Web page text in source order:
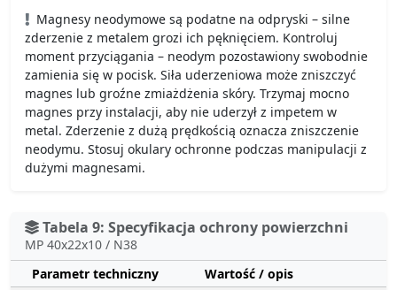
Magnesy neodymowe są podatne na odpryski – silne
zderzenie z metalem grozi ich pęknięciem. Kontroluj
moment przyciągania – neodym pozostawiony swobodnie
zamienia się w pocisk. Siła uderzeniowa może zniszczyć
magnes lub groźne zmiażdżenia skóry. Trzymaj mocno
magnes przy instalacji, aby nie uderzył z impetem w
metal. Zderzenie z dużą prędkością oznacza zniszczenie
neodymu. Stosuj okulary ochronne podczas manipulacji z
dużymi magnesami.
Tabela 9: Specyfikacja ochrony powierzchni
MP 40x22x10 / N38
Parametr techniczny
Wartość / opis